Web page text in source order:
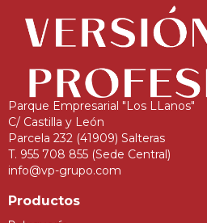
Parque Empresarial "Los LLanos"
C/ Castilla y León
Parcela 232 (41909) Salteras
T. 955 708 855 (Sede Central)
info@vp-grupo.com
Productos